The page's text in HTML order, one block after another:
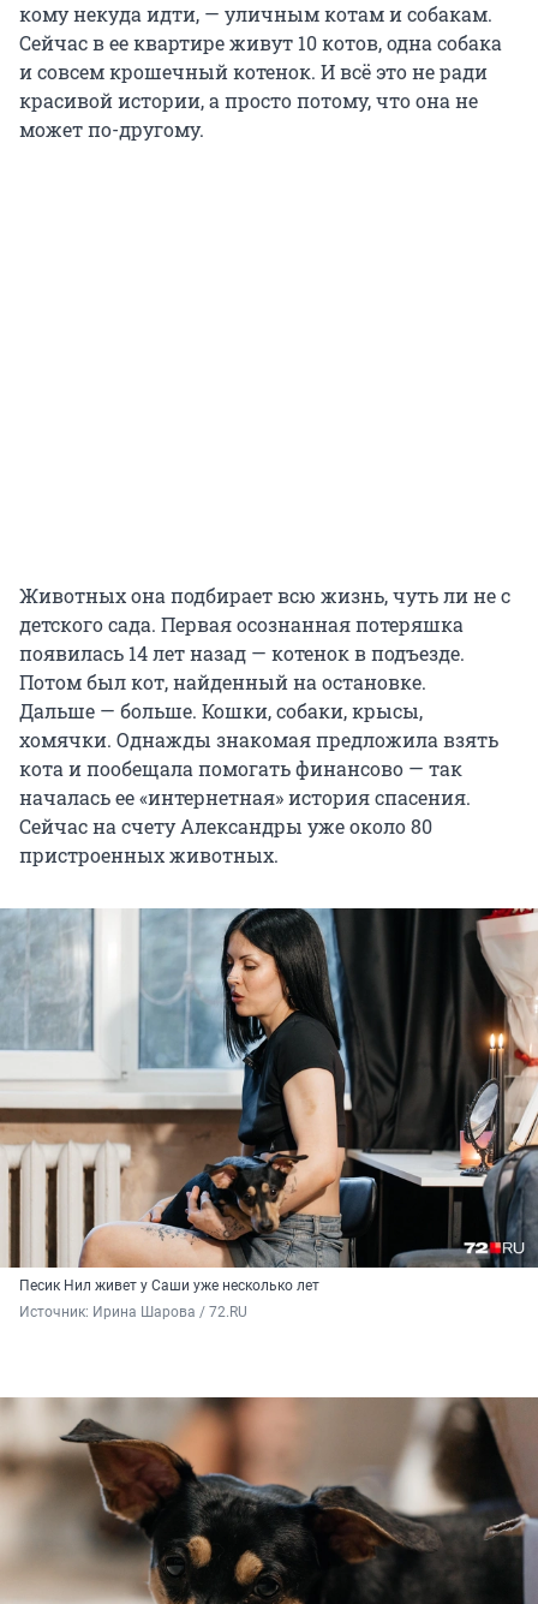
кому некуда идти, — уличным котам и собакам.
Сейчас в ее квартире живут 10 котов, одна собака
и совсем крошечный котенок. И всё это не ради
красивой истории, а просто потому, что она не
может по-другому.
Животных она подбирает всю жизнь, чуть ли не с
детского сада. Первая осознанная потеряшка
появилась 14 лет назад — котенок в подъезде.
Потом был кот, найденный на остановке.
Дальше — больше. Кошки, собаки, крысы,
хомячки. Однажды знакомая предложила взять
кота и пообещала помогать финансово — так
началась ее «интернетная» история спасения.
Сейчас на счету Александры уже около 80
пристроенных животных.
Песик Нил живет у Саши уже несколько лет
Источник: Ирина Шарова / 72.RU